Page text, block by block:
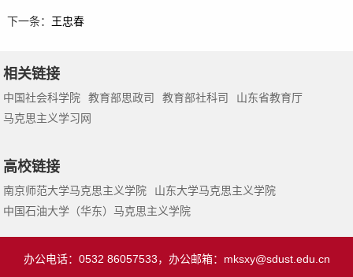
下一条： 王忠春
相关链接
中国社会科学院 教育部思政司 教育部社科司
山东省教育厅
马克思主义学习网
高校链接
南京师范大学马克思主义学院
山东大学马克思主义学院
中国石油大学（华东）马克思主义学院
办公电话：0532 86057533，办公邮箱： mksxy@sdust.edu.cn